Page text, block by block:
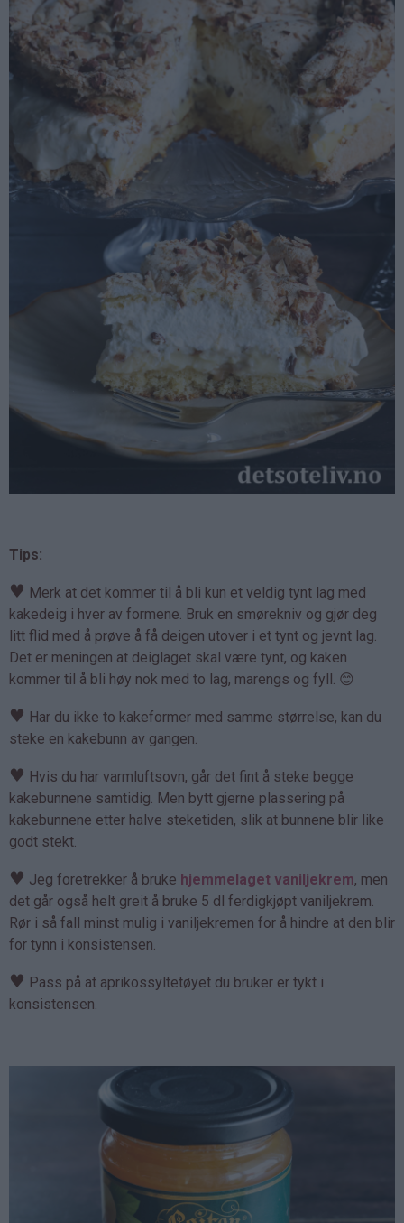
Tips:
♥ Merk at det kommer til å bli kun et veldig tynt lag med
kakedeig i hver av formene. Bruk en smørekniv og gjør deg
litt flid med å prøve å få deigen utover i et tynt og jevnt lag.
Det er meningen at deiglaget skal være tynt, og kaken
kommer til å bli høy nok med to lag, marengs og fyll. 😊
♥ Har du ikke to kakeformer med samme størrelse, kan du
steke en kakebunn av gangen.
♥ Hvis du har varmluftsovn, går det fint å steke begge
kakebunnene samtidig. Men bytt gjerne plassering på
kakebunnene etter halve steketiden, slik at bunnene blir like
godt stekt.
♥ Jeg foretrekker å bruke hjemmelaget vaniljekrem, men
det går også helt greit å bruke 5 dl ferdigkjøpt vaniljekrem.
Rør i så fall minst mulig i vaniljekremen for å hindre at den blir
for tynn i konsistensen.
♥ Pass på at aprikossyltetøyet du bruker er tykt i
konsistensen.